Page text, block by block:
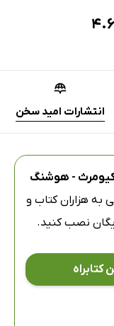
انتشارات امید سخن
- هوشنگ
به هزاران کتاب و
نصب کنید.
کتابراه